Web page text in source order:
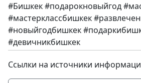
#Бишкек #подарокновыйгод
#мастерклассбишкек
#новыйгодбишкек
#девичникбишкек
Ссылки на источники